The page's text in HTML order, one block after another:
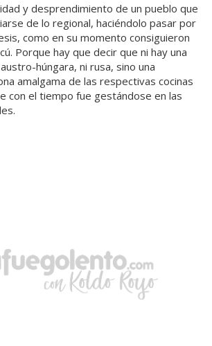
y desprendimiento de un pueblo que
de lo regional, haciéndolo pasar por
como en su momento consiguieron
Porque hay que decir que ni hay una
húngara, ni rusa, sino una
amalgama de las respectivas cocinas
con el tiempo fue gestándose en las